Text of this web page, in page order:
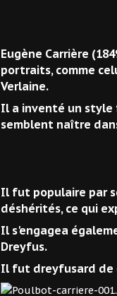
Eugène Carrière
portraits, comme
Verlaine.
Il a inventé un style
semblent naître
Il fut populaire par
déshérités, ce qui
Il s'engagea
Dreyfus.
Il fut dreyfusard de